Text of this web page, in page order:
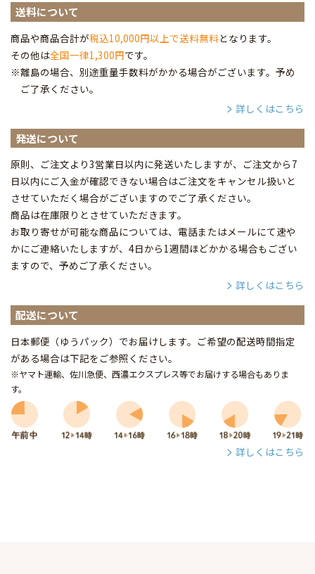
送料について
商品や商品合計が税込10,000円以上で送料無料となります。
その他は全国一律1,300円です。
※離島の場合、別途重量手数料がかかる場合がございます。予め
ご了承ください。
詳しくはこちら
発送について
原則、ご注文より3営業日以内に発送いたしますが、ご注文から7
日以内にご入金が確認できない場合はご注文をキャンセル扱いと
させていただく場合がございますのでご了承ください。
商品は在庫限りとさせていただきます。
お取り寄せが可能な商品については、電話またはメールにて速や
かにご連絡いたしますが、4日から1週間ほどかかる場合もござい
ますので、予めご了承ください。
詳しくはこちら
配送について
日本郵便（ゆうパック）でお届けします。ご希望の配送時間指定
がある場合は下記をご参照ください。
※ヤマト運輸、佐川急便、西濃エクスプレス等でお届けする場合もありま
す。
詳しくはこちら